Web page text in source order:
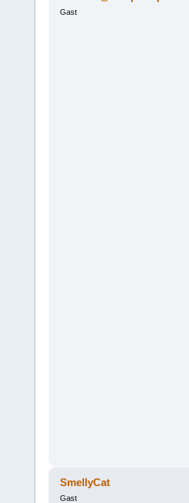
Gast
SmellyCat
Gast